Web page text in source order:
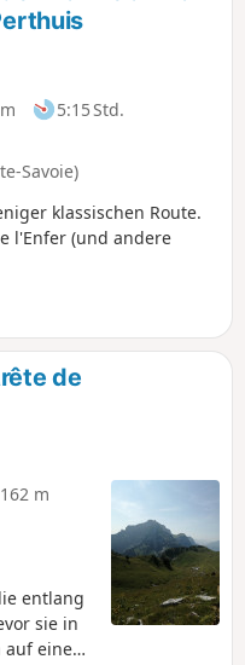
5:15 Std.
Savoie)
klassischen Route.
l'Enfer (und andere
de
m
entlang
sie in
einem